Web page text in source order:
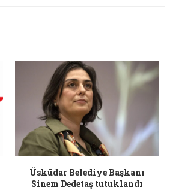
Üsküdar Belediye Başkanı
Sinem Dedetaş tutuklandı
Şubat Ayında Çatışma Çözümü
Konuştuk
26/Şub/2018